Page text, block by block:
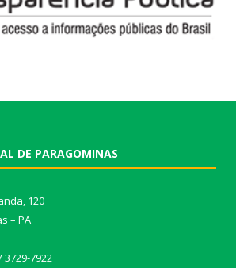
DE PARAGOMINAS
120
– PA
3729-7922